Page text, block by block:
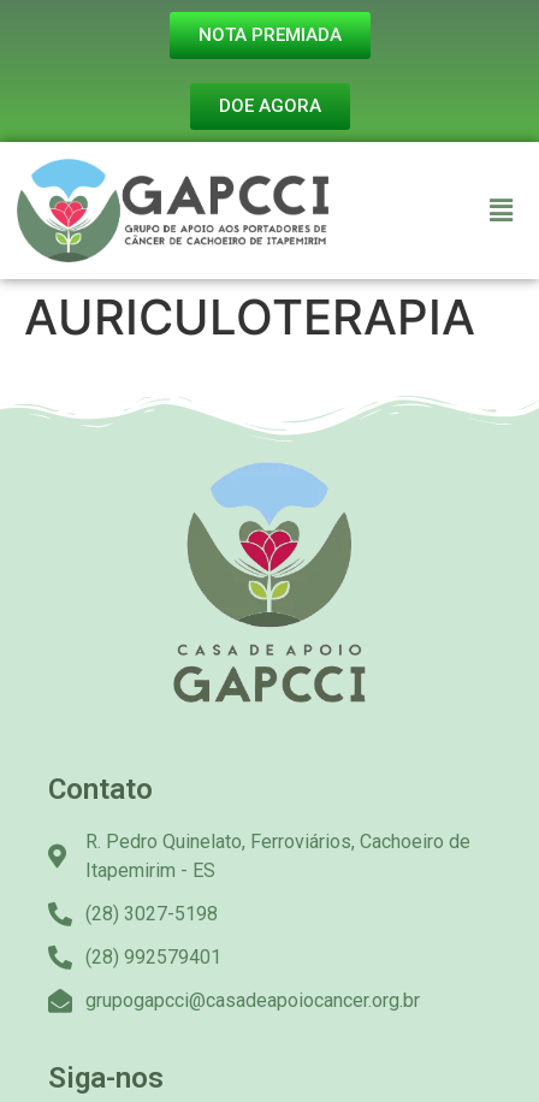
NOTA PREMIADA
DOE AGORA
AURICULOTERAPIA
Contato
R. Pedro Quinelato, Ferroviários, Cachoeiro de
Itapemirim - ES
(28) 3027-5198
(28) 992579401
grupogapcci@casadeapoiocancer.org.br
Siga-nos